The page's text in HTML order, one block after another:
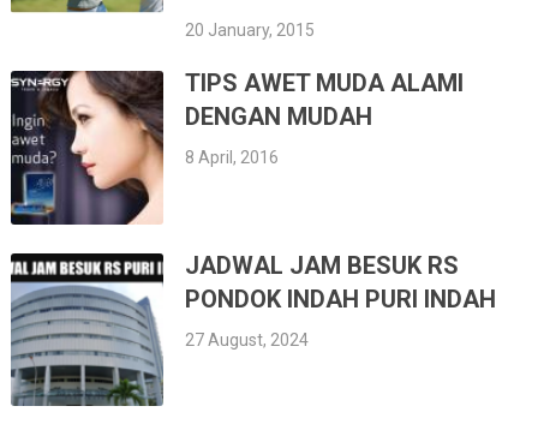
20 January, 2015
TIPS AWET MUDA ALAMI
DENGAN MUDAH
8 April, 2016
JADWAL JAM BESUK RS
PONDOK INDAH PURI INDAH
27 August, 2024